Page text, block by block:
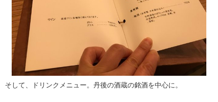
そして、ドリンクメニュー。丹後の酒蔵の銘酒を中心に。